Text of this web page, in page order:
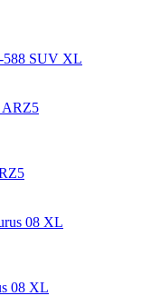
588 SUV XL
08 XL